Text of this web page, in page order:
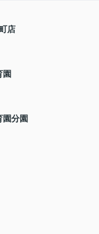
店
園
園分園